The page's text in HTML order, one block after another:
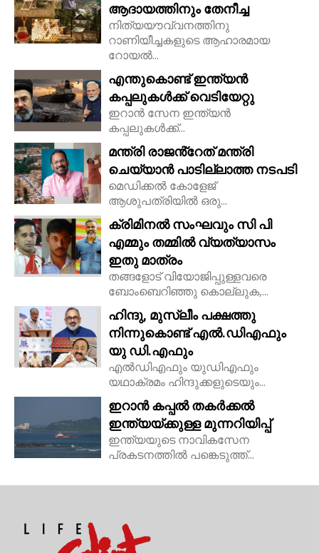
ആദായത്തിനും തേനീച്ച
നിത്യയൗവ്വനത്തിനു
റാണിയീച്ചകളുടെ ആഹാരമായ
റോയല്‍...
എന്തുകൊണ്ട് ഇന്ത്യൻ
കപ്പലുകൾക്ക് വെടിയേറ്റു
ഇറാൻ സേന ഇന്ത്യൻ
കപ്പലുകൾക്ക്...
മന്ത്രി രാജൻ്റേത് മന്ത്രി
ചെയ്യാൻ പാടില്ലാത്ത നടപടി
മെഡിക്കൽ കോളേജ്
ആശുപത്രിയിൽ ഒരു...
ക്രിമിനൽ സംഘവും സി പി
എമ്മും തമ്മിൽ വ്യത്യാസം
ഇതു മാത്രം
തങ്ങളോട് വിയോജിപ്പുള്ളവരെ
ബോംബെറിഞ്ഞു കൊല്ലുക,...
ഹിന്ദു, മുസ്ലീം പക്ഷത്തു
നിന്നുകൊണ്ട് എൽ.ഡിഎഫും
യു ഡി.എഫും
എൽഡിഎഫും യുഡിഎഫും
യഥാക്രമം ഹിന്ദുക്കളുടെയും...
ഇറാൻ കപ്പൽ തകർക്കൽ
ഇന്ത്യയ്ക്കുള്ള മുന്നറിയിപ്പ്
ഇന്ത്യയുടെ നാവികസേന
പ്രകടനത്തിൽ പങ്കെടുത്ത്...